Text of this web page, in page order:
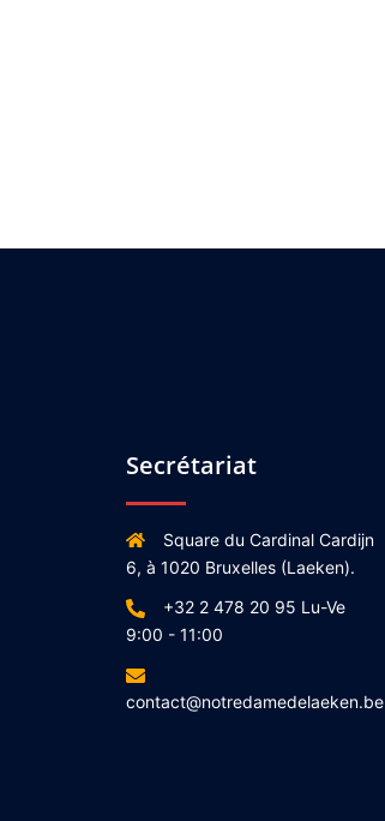
Secrétariat
Square du Cardinal Cardijn
6, à 1020 Bruxelles (Laeken).
+32 2 478 20 95 Lu-Ve
9:00 - 11:00
contact@notredamedelaeken.be